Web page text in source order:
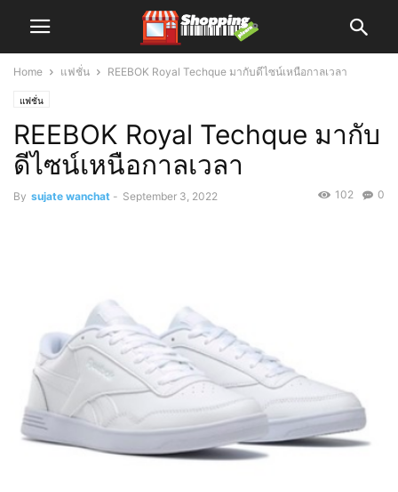
Home แฟชั่น REEBOK Royal Techque มากับดีไซน์เหนือกาลเวลา
แฟชั่น
REEBOK Royal Techque มากับ
ดีไซน์เหนือกาลเวลา
By sujate wanchat - September 3, 2022 0
102